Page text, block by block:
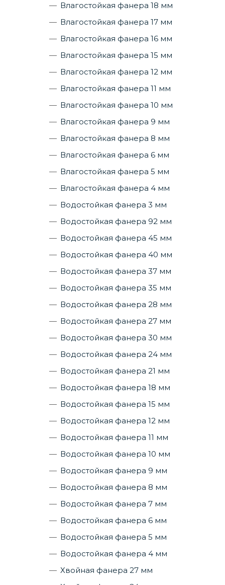
Влагостойкая фанера 18 мм
Влагостойкая фанера 17 мм
Влагостойкая фанера 16 мм
Влагостойкая фанера 15 мм
Влагостойкая фанера 12 мм
Влагостойкая фанера 11 мм
Влагостойкая фанера 10 мм
Влагостойкая фанера 9 мм
Влагостойкая фанера 8 мм
Влагостойкая фанера 6 мм
Влагостойкая фанера 5 мм
Влагостойкая фанера 4 мм
Водостойкая фанера 3 мм
Водостойкая фанера 92 мм
Водостойкая фанера 45 мм
Водостойкая фанера 40 мм
Водостойкая фанера 37 мм
Водостойкая фанера 35 мм
Водостойкая фанера 28 мм
Водостойкая фанера 27 мм
Водостойкая фанера 30 мм
Водостойкая фанера 24 мм
Водостойкая фанера 21 мм
Водостойкая фанера 18 мм
Водостойкая фанера 15 мм
Водостойкая фанера 12 мм
Водостойкая фанера 11 мм
Водостойкая фанера 10 мм
Водостойкая фанера 9 мм
Водостойкая фанера 8 мм
Водостойкая фанера 7 мм
Водостойкая фанера 6 мм
Водостойкая фанера 5 мм
Водостойкая фанера 4 мм
Хвойная фанера 27 мм